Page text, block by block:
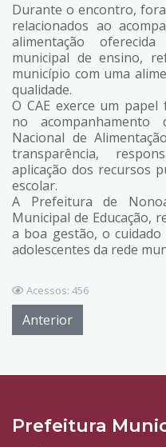
Durante o encontro,
relacionados ao
alimentação
municipal de ensino,
município com uma
qualidade.
O CAE exerce um
no acompanhamento
Nacional de
transparência,
aplicação dos recursos
escolar.
A Prefeitura de
Municipal de Educação,
a boa gestão, o
adolescentes da rede
Acessos: 456
Anterior
Prefeitura